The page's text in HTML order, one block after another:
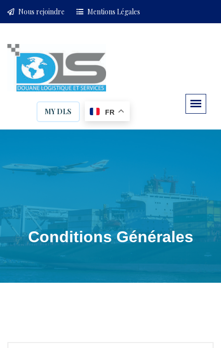
Nous rejoindre Mentions Légales
MY DLS FR
Conditions Générales